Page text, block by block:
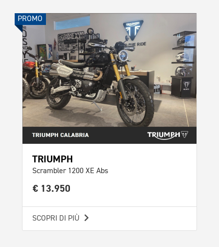
PROMO
TRIUMPH
Scrambler 1200 XE Abs
€ 13.950
SCOPRI DI PIÙ